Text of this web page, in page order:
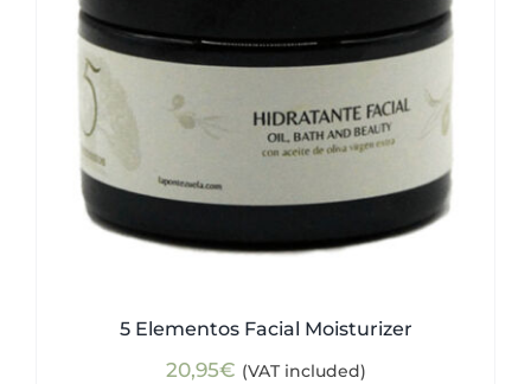
5 Elementos Facial Moisturizer
20,95€ (VAT included)